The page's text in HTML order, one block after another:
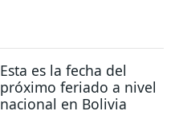
Esta es la fecha del
próximo feriado a nivel
nacional en Bolivia